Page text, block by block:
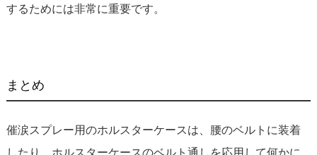
するためには非常に重要です。
まとめ
催涙スプレー用のホルスターケースは、腰のベルトに装着